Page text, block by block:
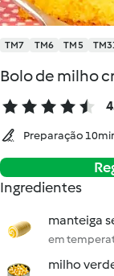
TM7 TM6 TM5
Bolo de milho
Preparação
Ingredientes
manteiga
em
milho